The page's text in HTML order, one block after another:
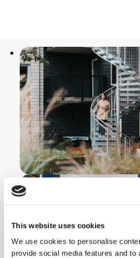
This website uses cookies
We use cookies to personalise
provide social media features and to